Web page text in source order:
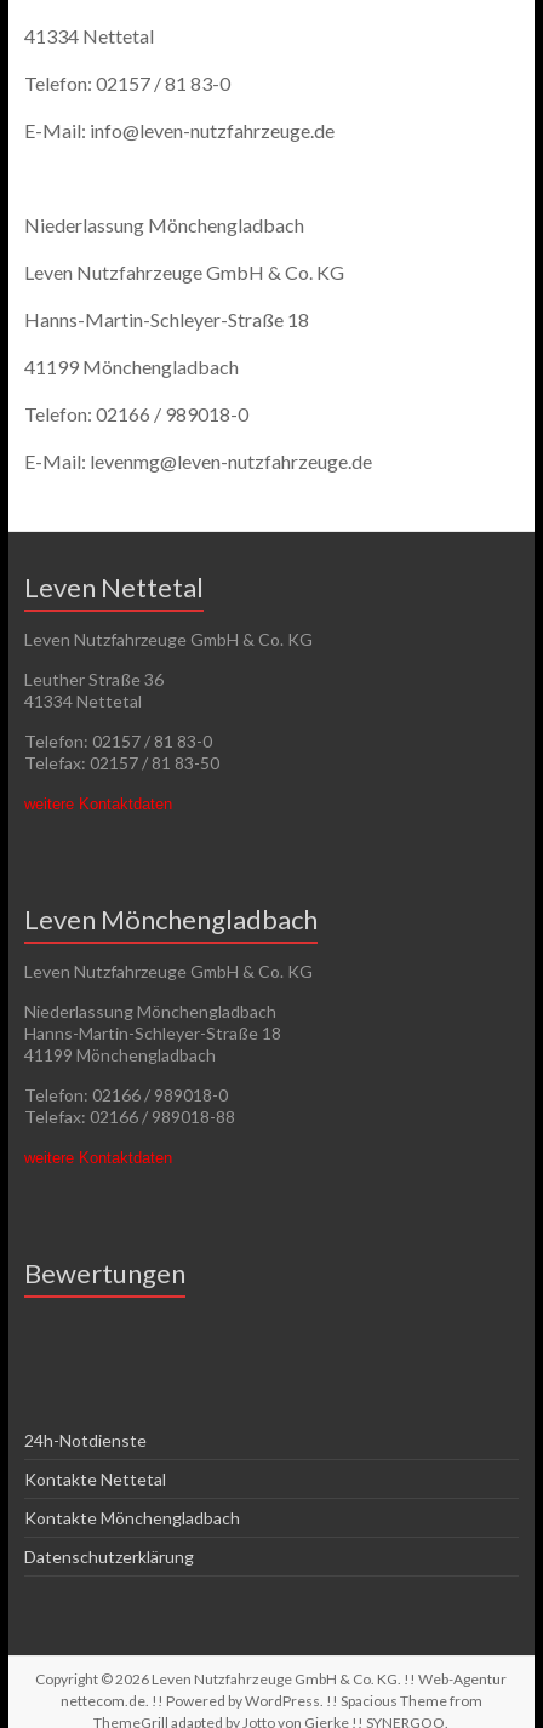
41334 Nettetal
Telefon: 02157 / 81 83-0
E-Mail: info@leven-nutzfahrzeuge.de
Niederlassung Mönchengladbach
Leven Nutzfahrzeuge GmbH & Co. KG
Hanns-Martin-Schleyer-Straße 18
41199 Mönchengladbach
Telefon: 02166 / 989018-0
E-Mail: levenmg@leven-nutzfahrzeuge.de
Leven Nettetal
Leven Nutzfahrzeuge GmbH & Co. KG
Leuther Straße 36
41334 Nettetal
Telefon: 02157 / 81 83-0
Telefax: 02157 / 81 83-50
weitere Kontaktdaten
Leven Mönchengladbach
Leven Nutzfahrzeuge GmbH & Co. KG
Niederlassung Mönchengladbach
Hanns-Martin-Schleyer-Straße 18
41199 Mönchengladbach
Telefon: 02166 / 989018-0
Telefax: 02166 / 989018-88
weitere Kontaktdaten
Bewertungen
24h-Notdienste
Kontakte Nettetal
Kontakte Mönchengladbach
Datenschutzerklärung
Copyright © 2026 Leven Nutzfahrzeuge GmbH & Co. KG . !! Web-Agentur
nettecom.de. !! Powered byWordPress . !! Spacious Theme from
ThemeGrill adapted by Jotto von Gierke !!SYNERGOO